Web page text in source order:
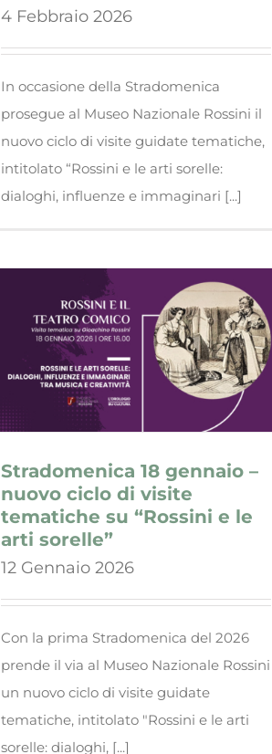
4 Febbraio 2026
In occasione della Stradomenica
prosegue al Museo Nazionale Rossini il
nuovo ciclo di visite guidate tematiche,
intitolato “Rossini e le arti sorelle:
dialoghi, influenze e immaginari [...]
Stradomenica 18 gennaio –
nuovo ciclo di visite
tematiche su “Rossini e le
arti sorelle”
12 Gennaio 2026
Con la prima Stradomenica del 2026
prende il via al Museo Nazionale Rossini
un nuovo ciclo di visite guidate
tematiche, intitolato "Rossini e le arti
sorelle: dialoghi, [...]